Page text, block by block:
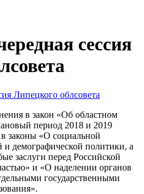
сессия
в закон «Об областном
период 2018 и 2019
законы «О социальной
демографической политики, а
заслуги перед Российской
и «О наделении органов
государственными